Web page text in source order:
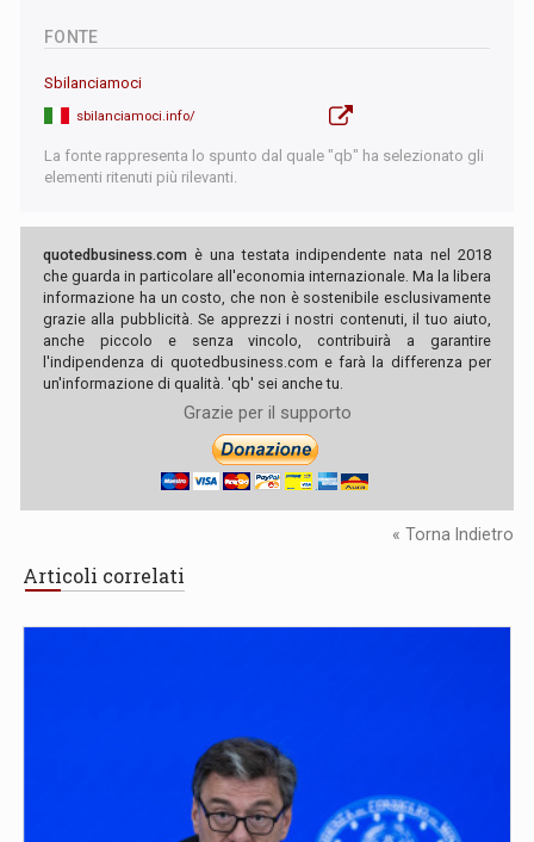
FONTE
Sbilanciamoci
sbilanciamoci.info/
La fonte rappresenta lo spunto dal quale "qb" ha selezionato gli
elementi ritenuti più rilevanti.
quotedbusiness.com è una testata indipendente nata nel 2018
che guarda in particolare all'economia internazionale. Ma la libera
informazione ha un costo, che non è sostenibile esclusivamente
grazie alla pubblicità. Se apprezzi i nostri contenuti, il tuo aiuto,
anche piccolo e senza vincolo, contribuirà a garantire
l'indipendenza di quotedbusiness.com e farà la differenza per
un'informazione di qualità. 'qb' sei anche tu.
Grazie per il supporto
« Torna Indietro
Articoli correlati